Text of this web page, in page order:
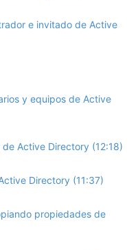
e invitado de Active
y equipos de Active
Active Directory (12:18)
Directory (11:37)
propiedades de